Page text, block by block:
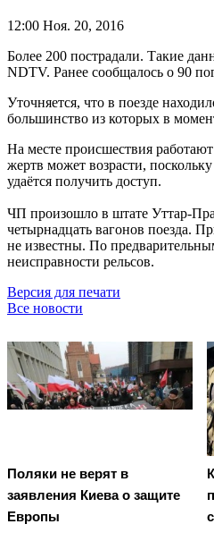
12:00 Ноя. 20, 2016
Более 200 пострадали. Такие
NDTV. Ранее сообщалось о 90
Уточняется, что в поезде
большинство из которых в
На месте происшествия
жертв может возрасти,
удаётся получить доступ.
ЧП произошло в штате Уттар-
четырнадцать вагонов поезда.
не известны. По
неисправности рельсов.
Версия для печати
Все новости
Поляки не верят в
заявления Киева о защите
Европы